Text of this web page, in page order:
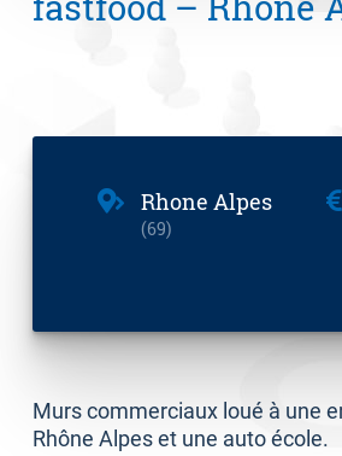
Rhone Alpes
69
Murs commerciaux loué à une
Rhône Alpes et une auto école.